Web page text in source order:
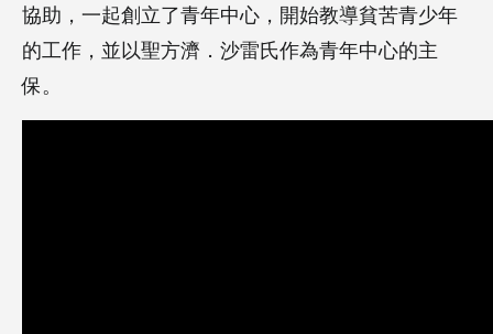
協助，一起創立了青年中心，開始教導貧苦青少年
的工作，並以聖方濟．沙雷氏作為青年中心的主
保。